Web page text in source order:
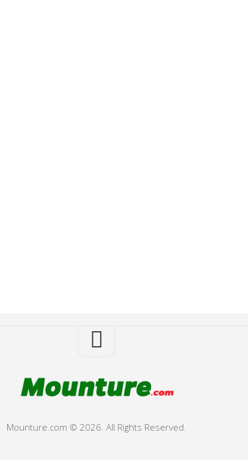
Mounture.com © 2026. All Rights Reserved.